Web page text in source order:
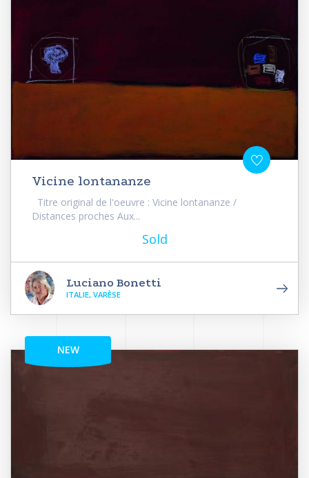
Vicine lontananze
Titre original de l'oeuvre : Vicine lontananze /
Distances proches Aux...
Sold
Luciano Bonetti
ITALIE, VARÈSE
NEW